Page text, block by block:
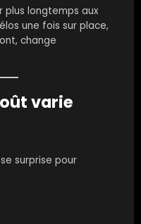
plus longtemps aux
une fois sur place,
change
varie
surprise pour